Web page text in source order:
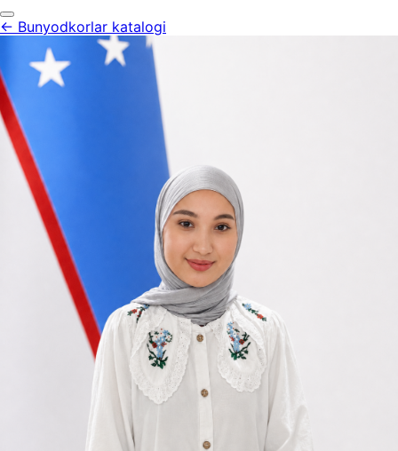
← Bunyodkorlar katalogi